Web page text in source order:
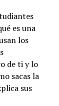
es una
los
de ti y lo
sacas la
sus